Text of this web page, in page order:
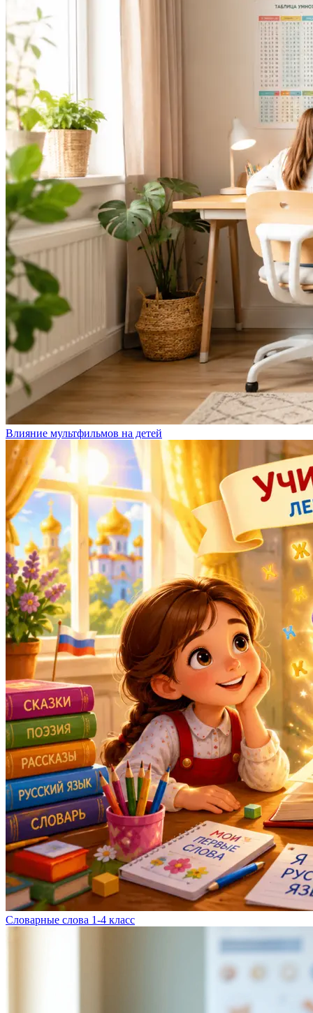
Влияние мультфильмов на детей
Словарные слова 1-4 класс